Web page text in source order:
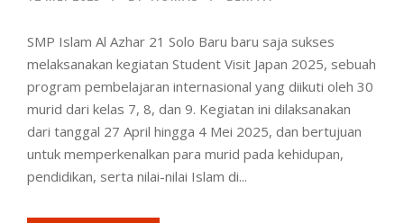
SMP Islam Al Azhar 21 Solo Baru baru saja sukses
melaksanakan kegiatan Student Visit Japan 2025, sebuah
program pembelajaran internasional yang diikuti oleh 30
murid dari kelas 7, 8, dan 9. Kegiatan ini dilaksanakan
dari tanggal 27 April hingga 4 Mei 2025, dan bertujuan
untuk memperkenalkan para murid pada kehidupan,
pendidikan, serta nilai-nilai Islam di...